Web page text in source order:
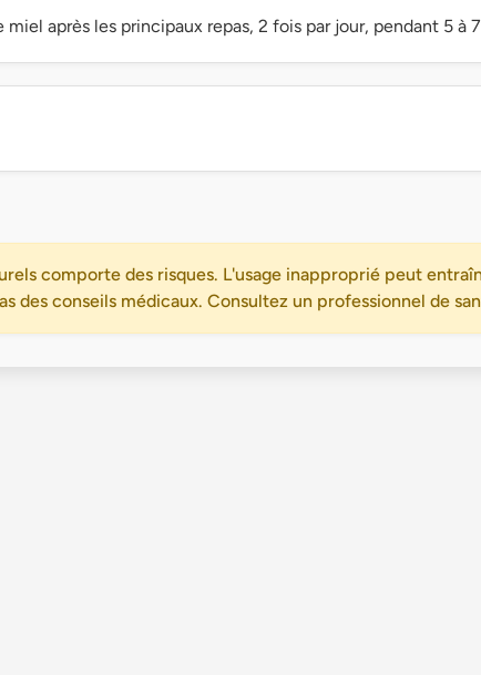
après les principaux repas, 2 fois par jour, pendant 5 à
comporte des risques. L'usage inapproprié peut
des conseils médicaux. Consultez un professionnel de